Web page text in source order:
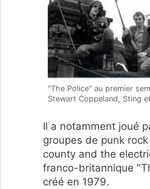
"The Police" au premier
Stewart Coppeland, Sting
Il a notamment joué
groupes de punk
county and the
franco-britannique
créé en 1979.